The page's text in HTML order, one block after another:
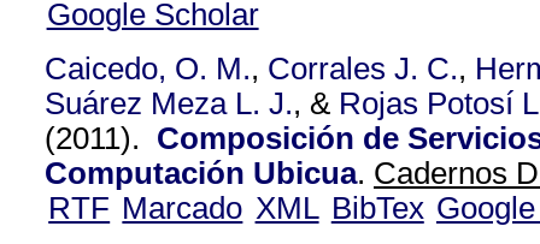
Google Scholar
Caicedo, O. M., Corrales J. C.,
Suárez Meza L. J., & Rojas Potosí
(2011). Composición de
Computación Ubicua. Cadernos
RTF Marcado XML BibTex